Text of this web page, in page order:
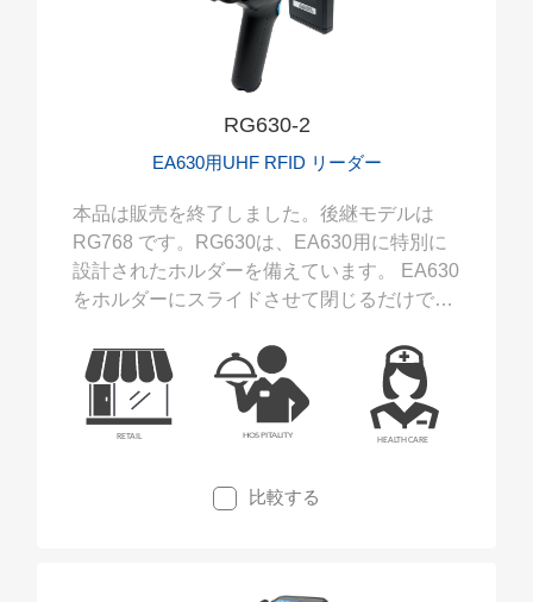
RG630-2
EA630用UHF RFID リーダー
本品は販売を終了しました。後継モデルは
RG768 です。RG630は、EA630用に特別に
設計されたホルダーを備えています。 EA630
をホルダーにスライドさせて閉じるだけで
取りの両方に対応します。
比較する